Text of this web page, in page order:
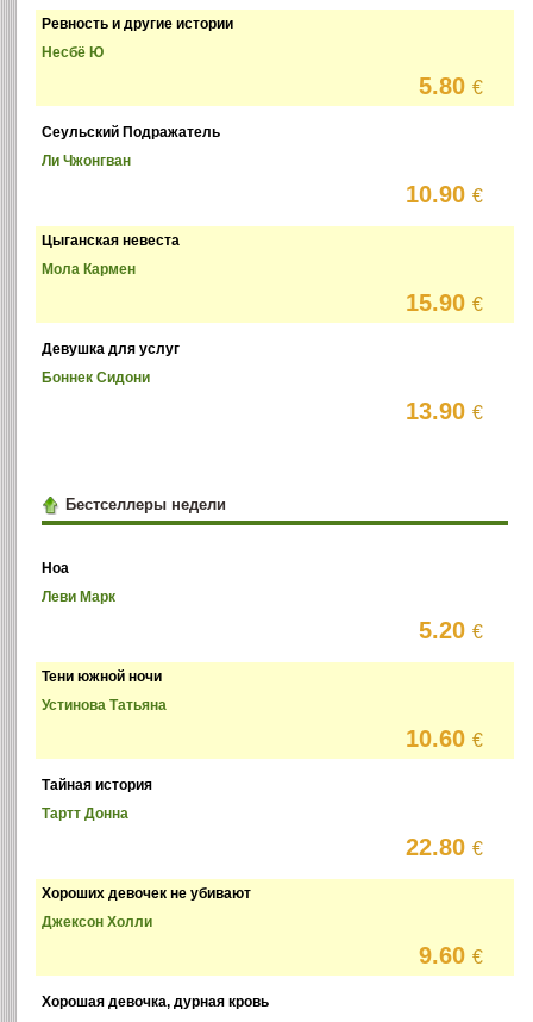
Ревность и другие истории
Несбё Ю
5.80€
Сеульский Подражатель
Ли Чжонгван
10.90€
Цыганская невеста
Мола Кармен
15.90€
Девушка для услуг
Боннек Сидони
13.90€
Бестселлеры недели
Ноа
Леви Марк
5.20€
Тени южной ночи
Устинова Татьяна
10.60€
Тайная история
Тартт Донна
22.80€
Хороших девочек не убивают
Джексон Холли
9.60€
Хорошая девочка, дурная кровь